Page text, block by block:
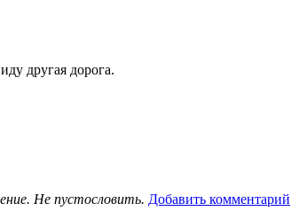
другая дорога.
Не пустословить. Добавить комментарий